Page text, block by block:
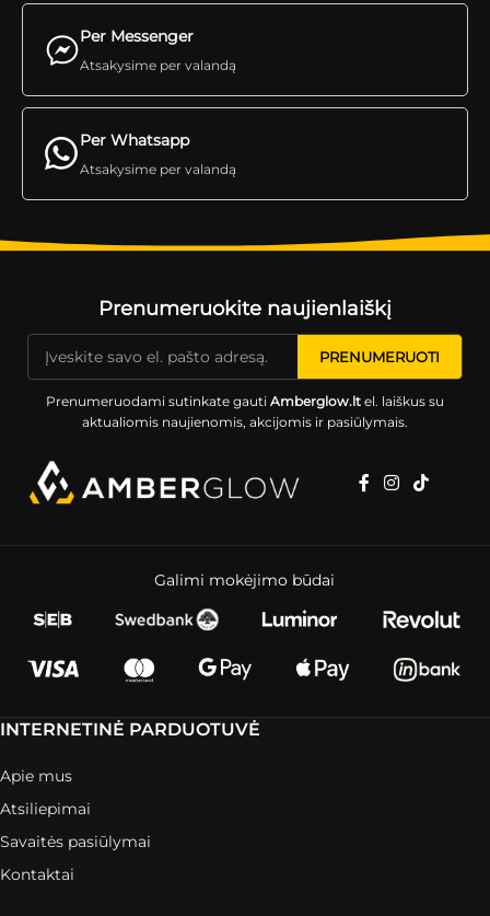
Per Messenger
Atsakysime per valandą
Per Whatsapp
Atsakysime per valandą
Prenumeruokite naujienlaiškį
Prenumeruodami sutinkate gauti Amberglow.ltel. laiškus su
aktualiomis naujienomis, akcijomis ir pasiūlymais.
Galimi mokėjimo būdai
INTERNETINĖ PARDUOTUVĖ
Apie mus
Atsiliepimai
Savaitės pasiūlymai
Kontaktai